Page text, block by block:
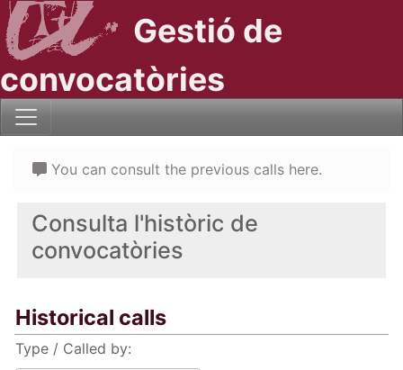
Gestió de
convocatòries
Consulta l'històric de
convocatòries
Historical calls
Type / Called by:
You can consult the previous calls here.